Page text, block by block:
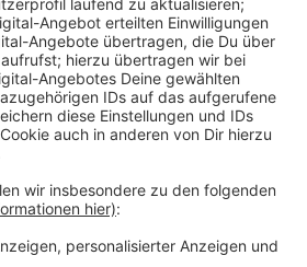
die Schweiz. Außerdem müssen
deutschen Grenzen auf
– besonders lange dürfte es
dem Auto nach Griechenland
letzte Juli-Wochenende zu den
– dieses Jahr dürfte es aber
da der Reiseverkehr aus
noch nicht unterwegs